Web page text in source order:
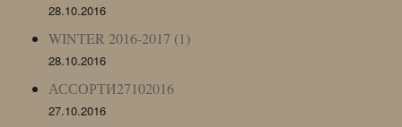
28.10.2016
WINTER 2016-2017 (1)
28.10.2016
АССОРТИ27102016
27.10.2016